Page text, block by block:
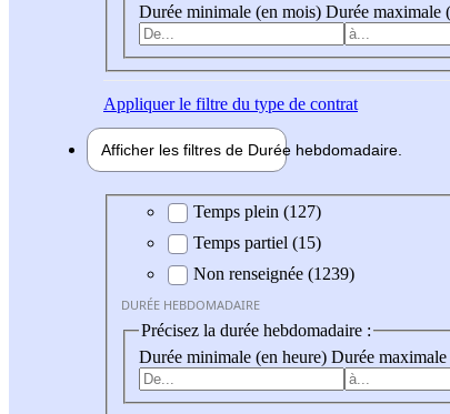
Durée minimale (en mois) Durée maximale
Appliquerle filtre du type de contrat
Afficher les filtres de Durée hebdomadaire
Durée hebdomadaire
Temps plein (127)
Temps partiel (15)
Non renseignée (1239)
DURÉE HEBDOMADAIRE
Précisez la durée hebdomadaire :
Durée minimale (en heure) Durée